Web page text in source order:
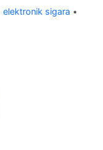
elektronik sigara •